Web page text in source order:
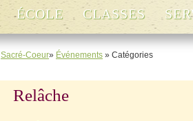
ÉCOLE CLASSES
Sacré-Coeur» Événements » Catégories
Relâche